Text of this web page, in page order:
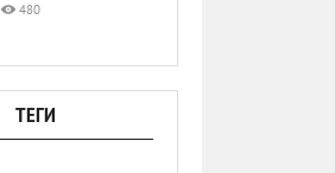
480
ТЕГИ